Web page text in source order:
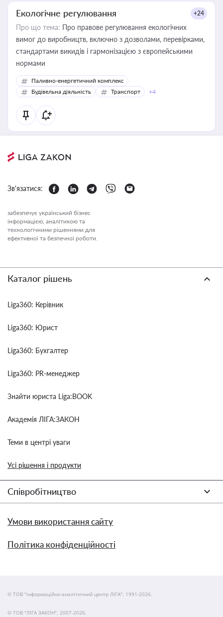
Екологічне регулювання +24
Про що тема: Про правове регулювання екологічних
вимог до виробництв, включно з дозволами, перевірками,
стандартами викидів і гармонізацією з європейськими
нормами
Паливно-енергетичний комплекс
Будівельна діяльність
Транспорт +4
Зв'язатися:
забезпечує український бізнес
інформацією, аналітикою та
технологічними рішеннями для
ефективної та безпечної роботи.
Каталог рішень
Liga360: Керівник
Liga360: Юрист
Liga360: Бухгалтер
Liga360: PR-менеджер
Знайти юриста Liga:BOOK
Академія ЛІГА:ЗАКОН
Теми в центрі уваги
Усі рішення і продукти
Співробітництво
Умови використання сайту
Політика конфіденційності
© ТОВ "інформаційно-аналітичний центр ЛІГА", 1991-2026.
© ТОВ "ЛІГА ЗАКОН", 2007-2026.